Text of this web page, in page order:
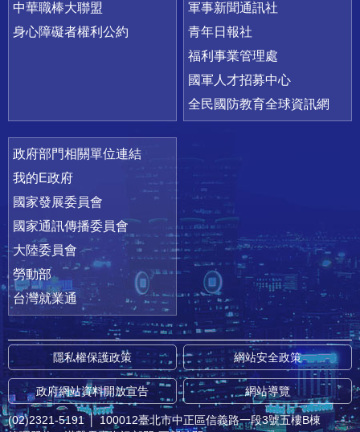
中華職棒大聯盟
身心障礙者權利公約
軍事新聞通訊社
青年日報社
福利事業管理處
國軍人才招募中心
全民國防教育全球資訊網
政府部門相關單位連結
我的E政府
國家發展委員會
國家通訊傳播委員會
大陸委員會
勞動部
台灣就業通
隱私權保護政策 網站安全政策
政府網站資料開放宣告 網站導覽
(02)2321-5191 │ 100012臺北市中正區信義路一段3號五樓B棟